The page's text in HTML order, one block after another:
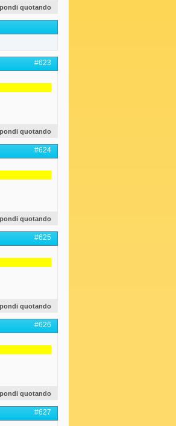
quotando
#623
quotando
#624
quotando
#625
quotando
#626
quotando
#627